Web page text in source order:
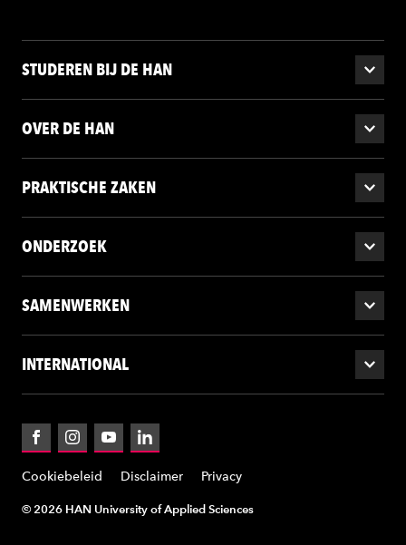
STUDEREN BIJ DE HAN
OVER DE HAN
PRAKTISCHE ZAKEN
ONDERZOEK
SAMENWERKEN
INTERNATIONAL
FacebookInstagramYouTubeLinkedIn
Cookiebeleid Disclaimer Privacy
© 2026 HAN University of Applied Sciences